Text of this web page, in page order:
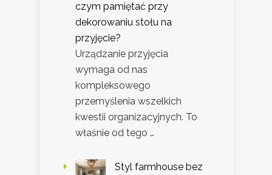
czym pamiętać przy
dekorowaniu stołu na
przyjęcie?
Urządzanie przyjęcia
wymaga od nas
kompleksowego
przemyślenia wszelkich
kwestii organizacyjnych. To
właśnie od tego …
Styl farmhouse bez